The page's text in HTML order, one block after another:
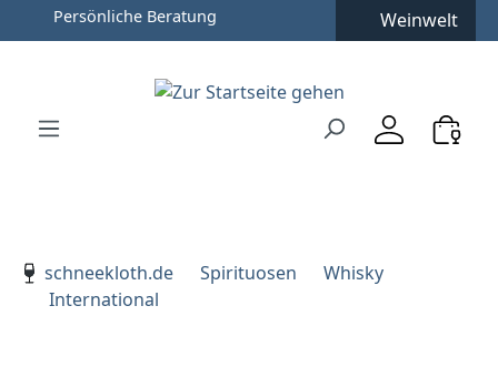
Zum Hauptinhalt springen
Zur Hauptnavigation springen
Persönliche Beratung Weinwelt
schneekloth.de
Spirituosen
Whisky
International